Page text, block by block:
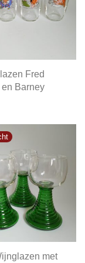
Fred
Barney
met